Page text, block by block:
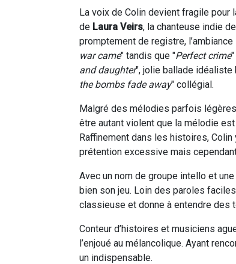
La voix de Colin devient fragile pour
de Laura Veirs, la chanteuse indie
promptement de registre,
war came" tandis que "Perfect crime
and daughter", jolie ballade idéaliste
the bombs fade away" collégial.
Malgré des mélodies parfois
être autant violent que la mélodie est
Raffinement dans les histoires,
prétention excessive mais
Avec un nom de groupe intello et
bien son jeu. Loin des paroles
classieuse et donne à entendre des
Conteur d’histoires et musiciens
l’enjoué au mélancolique. Ayant
un indispensable.